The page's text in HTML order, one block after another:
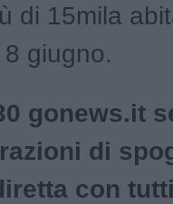
di 15mila
giugno.
gonews.it
di
con